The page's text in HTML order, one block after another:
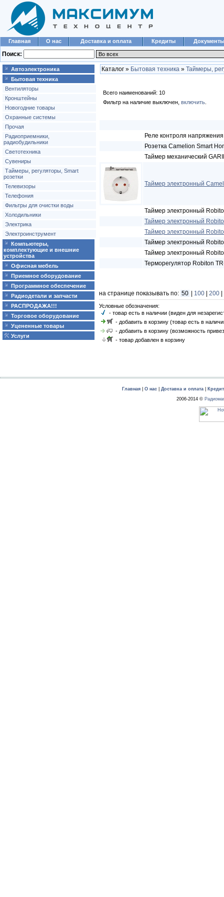
Главная О нас Доставка и оплата Кредиты Документы
Поиск:
Автоэлектроника
Бытовая техника
Вентиляторы
Кронштейны
Новогодние товары
Охранные системы
Прочая
Радиоприемники,
радиобудильники
Светотехника
Сувениры
Таймеры, регуляторы, Smart
розетки
Телевизоры
Телефония
Фильтры для очистки воды
Холодильники
Электрика
Электроинструмент
Компьютеры,
комплектующие и внешние
устройства
Офисная мебель
Приемное оборудование
Программное обеспечение
Радиодетали и запчасти
РАСПРОДАЖА!!!
Торговое оборудование
Уцененные товары
Услуги
Каталог » Бытовая техника » Таймеры,
Всего наименований: 10
Фильтр на наличие выключен, включить
Реле контроля
Розетка Camelion Smart
Таймер механический
Таймер электронный
Таймер электронный
Таймер электронный
Таймер электронный
Таймер электронный
Таймер электронный
Терморегулятор Robiton
на странице показывать по: 50 100 200
Условные обозначения:
- товар есть в наличии (виден для
- добавить в корзину (товар есть в
- добавить в корзину (возможность
- товар добавлен в корзину
Главная О нас Доставка и оплата
2006-2014 ©